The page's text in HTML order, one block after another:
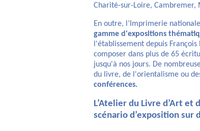
Charité-sur-Loire, Cambremer,
En outre, l’Imprimerie
gamme d'expositions
l'établissement depuis François I
composer dans plus de 65
jusqu'à nos jours. De
du livre, de l'orientalisme ou
conférences.
L’Atelier du Livre d’Art
scénario d’exposition sur